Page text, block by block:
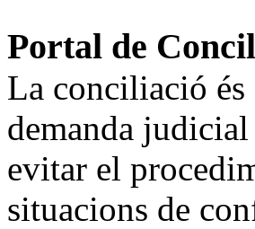
Portal de
La conciliació és
demanda
evitar el
situacions de